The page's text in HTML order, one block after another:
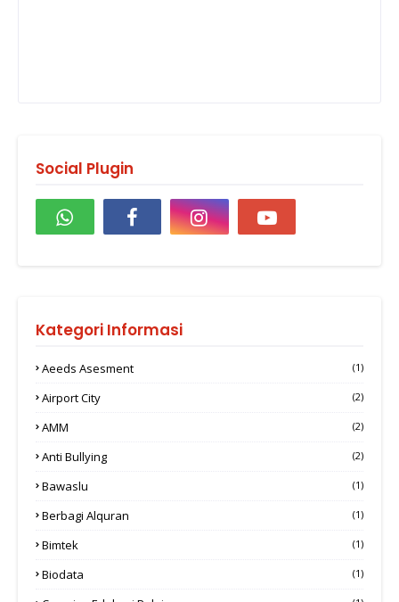
Social Plugin
Kategori Informasi
Aeeds Asesment (1)
Airport City (2)
AMM (2)
Anti Bullying (2)
Bawaslu (1)
Berbagi Alquran (1)
Bimtek (1)
Biodata (1)